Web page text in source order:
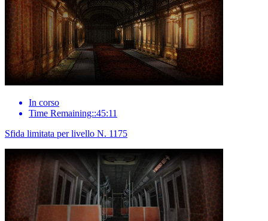
In corso
Time Remaining::45:11
Sfida limitata per livello N. 1175